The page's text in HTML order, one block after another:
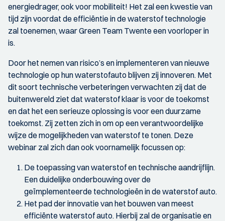
energiedrager, ook voor mobiliteit! Het zal een kwestie van
tijd zijn voordat de efficiëntie in de waterstof technologie
zal toenemen, waar Green Team Twente een voorloper in
is.
Door het nemen van risico’s en implementeren van nieuwe
technologie op hun waterstofauto blijven zij innoveren. Met
dit soort technische verbeteringen verwachten zij dat de
buitenwereld ziet dat waterstof klaar is voor de toekomst
en dat het een serieuze oplossing is voor een duurzame
toekomst. Zij zetten zich in om op een verantwoordelijke
wijze de mogelijkheden van waterstof te tonen. Deze
webinar zal zich dan ook voornamelijk focussen op:
De toepassing van waterstof en technische aandrijflijn.
Een duidelijke onderbouwing over de
geïmplementeerde technologieën in de waterstof auto.
Het pad der innovatie van het bouwen van meest
efficiënte waterstof auto. Hierbij zal de organisatie en